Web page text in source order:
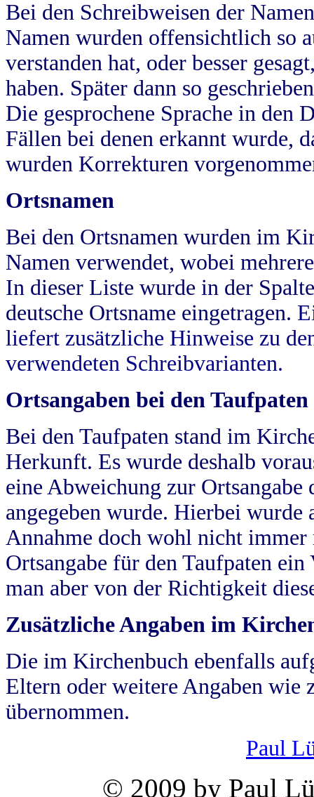
Bei den Schreibweisen der
Namen wurden offensichtlich so
verstanden hat, oder besser
haben. Später dann so
Die gesprochene Sprache in
Fällen bei denen erkannt wurde,
wurden Korrekturen
Ortsnamen
Bei den Ortsnamen wurden im
Namen verwendet, wobei
In dieser Liste wurde in der
deutsche Ortsname eingetragen.
liefert zusätzliche Hinweise zu
verwendeten Schreibvarianten.
Ortsangaben bei den Taufpaten
Bei den Taufpaten stand im
Herkunft. Es wurde deshalb
eine Abweichung zur
angegeben wurde. Hierbei wurde
Annahme doch wohl nicht
Ortsangabe für den Taufpaten
man aber von der Richtigkeit
Zusätzliche Angaben im
Die im Kirchenbuch ebenfalls
Eltern oder weitere Angaben wie
übernommen.
Paul
© 2009 by Paul